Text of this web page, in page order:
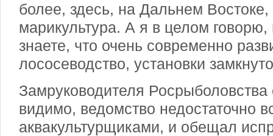
более, здесь, на Дальнем
марикультура. А я в целом говорю,
знаете, что очень современно
лососеводство, установки
Замруководителя Росрыболовства
видимо, ведомство недостаточно
аквакультурщиками, и обещал